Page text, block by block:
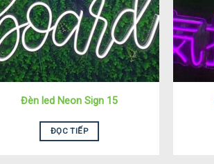
Đèn led Neon Sign 15
ĐỌC TIẾP